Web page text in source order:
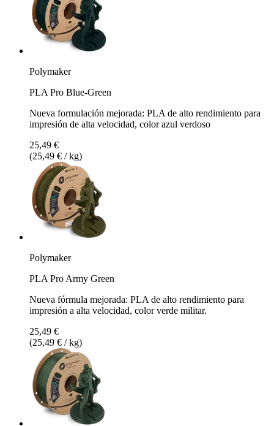
Polymaker
PLA Pro Blue-Green
Nueva formulación mejorada: PLA de alto rendimiento para
impresión de alta velocidad, color azul verdoso
25,49 €
(25,49 € / kg)
Polymaker
PLA Pro Army Green
Nueva fórmula mejorada: PLA de alto rendimiento para
impresión a alta velocidad, color verde militar.
25,49 €
(25,49 € / kg)